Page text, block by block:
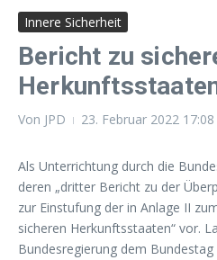
Innere Sicherheit
Bericht zu
Von JPD 23. Februar 2022 17:08
Als Unterrichtung durch die
deren „dritter Bericht zu der
zur Einstufung der in Anlage II
sicheren Herkunftsstaaten“ vor.
Bundesregierung dem